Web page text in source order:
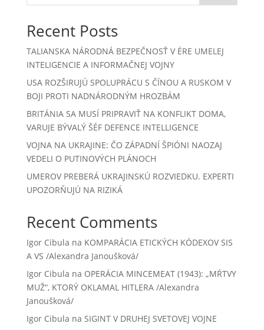
Recent Posts
TALIANSKA NÁRODNÁ BEZPEČNOSŤ V ÉRE UMELEJ
INTELIGENCIE A INFORMAČNEJ VOJNY
USA ROZŠIRUJÚ SPOLUPRÁCU S ČÍNOU A RUSKOM V
BOJI PROTI NADNÁRODNÝM HROZBÁM
BRITÁNIA SA MUSÍ PRIPRAVIŤ NA KONFLIKT DOMA,
VARUJE BÝVALÝ ŠÉF DEFENCE INTELLIGENCE
VOJNA NA UKRAJINE: ČO ZÁPADNÍ ŠPIÓNI NAOZAJ
VEDELI O PUTINOVÝCH PLÁNOCH
UMEROV PREBERÁ UKRAJINSKÚ ROZVIEDKU. EXPERTI
UPOZORŇUJÚ NA RIZIKÁ
Recent Comments
Igor Cibula na KOMPARÁCIA ETICKÝCH KÓDEXOV SIS
A VS /Alexandra Janoušková/
Igor Cibula na OPERÁCIA MINCEMEAT (1943): „MŔTVY
MUŽ“, KTORÝ OKLAMAL HITLERA /Alexandra
Janoušková/
Igor Cibula na SIGINT V DRUHEJ SVETOVEJ VOJNE